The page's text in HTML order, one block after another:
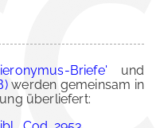
Briefe' und
werden gemeinsam in
überliefert: